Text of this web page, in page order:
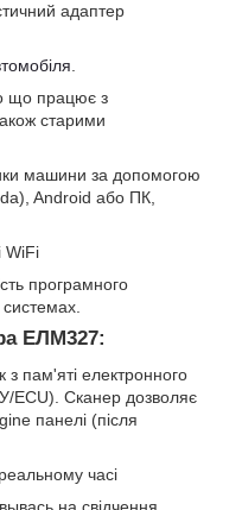
адаптер
.
що працює з
старими
машини за допомогою
Android або ПК,
WiFi
програмного
системах.
ЕЛМ327:
пам'яті електронного
ECU). Сканер дозволяє
панелі (після
часі